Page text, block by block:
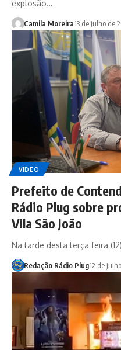
explosão…
Camila Moreira13 de julho de
VIDEO
Prefeito de
Rádio Plug sobre
Vila São João
Na tarde desta terça feira
Redação Rádio Plug12 de